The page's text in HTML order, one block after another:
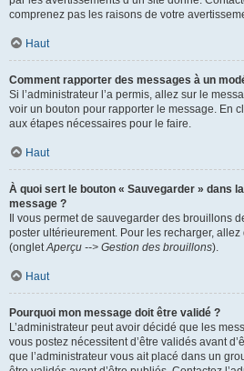
comprenez pas les raisons de votre
Haut
Comment rapporter des messages à un
Si l’administrateur l’a permis, allez sur le
voir un bouton pour rapporter le message. En
aux étapes nécessaires pour le faire.
Haut
À quoi sert le bouton « Sauvegarder » dans
message ?
Il vous permet de sauvegarder des brouillons
poster ultérieurement. Pour les recharger,
(ongletAperçu --> Gestion des brouillons).
Haut
Pourquoi mon message doit être validé ?
L’administrateur peut avoir décidé que les
vous postez nécessitent d’être validés avant
que l’administrateur vous ait placé dans un